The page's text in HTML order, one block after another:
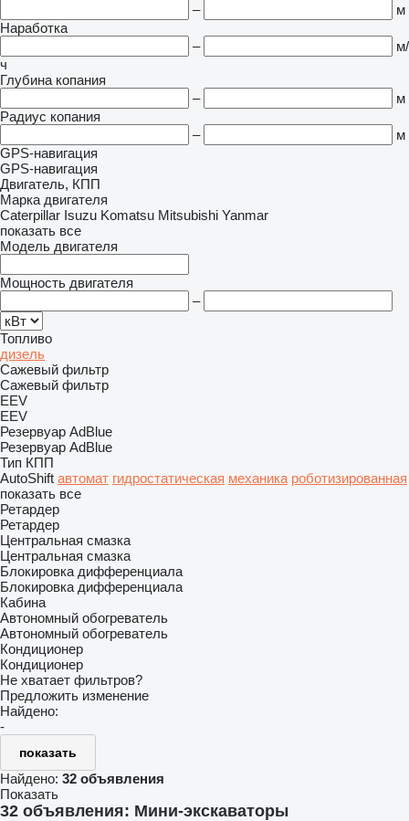
–
м
Наработка
–
м/
ч
Глубина копания
–
м
Радиус копания
–
м
GPS-навигация
GPS-навигация
Двигатель, КПП
Марка двигателя
Caterpillar Isuzu Komatsu Mitsubishi Yanmar
показать все
Модель двигателя
Мощность двигателя
–
Топливо
дизель
Сажевый фильтр
Сажевый фильтр
EEV
EEV
Резервуар AdBlue
Резервуар AdBlue
Тип КПП
AutoShift автомат гидростатическая механика роботизированная
показать все
Ретардер
Ретардер
Центральная смазка
Центральная смазка
Блокировка дифференциала
Блокировка дифференциала
Кабина
Автономный обогреватель
Автономный обогреватель
Кондиционер
Кондиционер
Не хватает фильтров?
Предложить изменение
Найдено:
-
показать
Найдено: 32 объявления
Показать
32 объявления: Мини-экскаваторы